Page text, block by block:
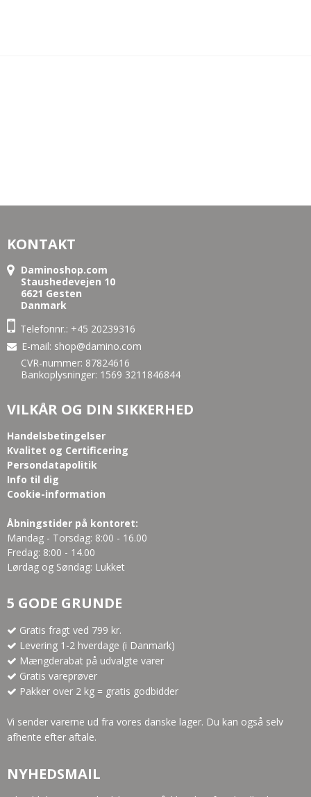
KONTAKT
Daminoshop.com
Staushedevejen 10
6621 Gesten
Danmark
Telefonnr.: +45 20239316
E-mail: shop@damino.com
CVR-nummer: 87824616
Bankoplysninger: 1569 3211846844
VILKÅR OG DIN SIKKERHED
Handelsbetingelser
Kvalitet og Certificering
Persondatapolitik
Info til dig
Cookie-information
Åbningstider på kontoret:
Mandag - Torsdag: 8:00 - 16.00
Fredag: 8:00 - 14.00
Lørdag og Søndag: Lukket
5 GODE GRUNDE
Gratis fragt ved 799 kr.
Levering 1-2 hverdage (i Danmark)
Mængderabat på udvalgte varer
Gratis vareprøver
Pakker over 2 kg = gratis godbidder
Vi sender varerne ud fra vores danske lager. Du kan også selv
afhente efter aftale.
NYHEDSMAIL